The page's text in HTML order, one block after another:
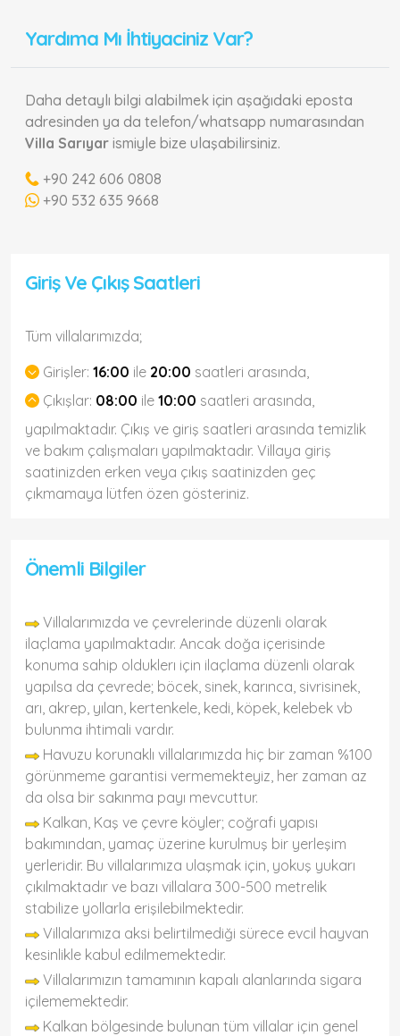
Yardıma Mı İhtiyaciniz Var?
Daha detaylı bilgi alabilmek için aşağıdaki eposta
adresinden ya da telefon/whatsapp numarasından
Villa Sarıyar ismiyle bize ulaşabilirsiniz.
+90 242 606 0808
+90 532 635 9668
Giriş Ve Çıkış Saatleri
Tüm villalarımızda;
Girişler: 16:00 ile 20:00 saatleri arasında,
Çıkışlar: 08:00 ile 10:00 saatleri arasında,
yapılmaktadır. Çıkış ve giriş saatleri arasında temizlik
ve bakım çalışmaları yapılmaktadır. Villaya giriş
saatinizden erken veya çıkış saatinizden geç
çıkmamaya lütfen özen gösteriniz.
Önemli Bilgiler
Villalarımızda ve çevrelerinde düzenli olarak
ilaçlama yapılmaktadır. Ancak doğa içerisinde
konuma sahip olduklerı için ilaçlama düzenli olarak
yapılsa da çevrede; böcek, sinek, karınca, sivrisinek,
arı, akrep, yılan, kertenkele, kedi, köpek, kelebek vb
bulunma ihtimali vardır.
Havuzu korunaklı villalarımızda hiç bir zaman %100
görünmeme garantisi vermemekteyiz, her zaman az
da olsa bir sakınma payı mevcuttur.
Kalkan, Kaş ve çevre köyler; coğrafi yapısı
bakımından, yamaç üzerine kurulmuş bir yerleşim
yerleridir. Bu villalarımıza ulaşmak için, yokuş yukarı
çıkılmaktadır ve bazı villalara 300-500 metrelik
stabilize yollarla erişilebilmektedir.
Villalarımıza aksi belirtilmediği sürece evcil hayvan
kesinlikle kabul edilmemektedir.
Villalarımızın tamamının kapalı alanlarında sigara
içilememektedir.
Kalkan bölgesinde bulunan tüm villalar için genel